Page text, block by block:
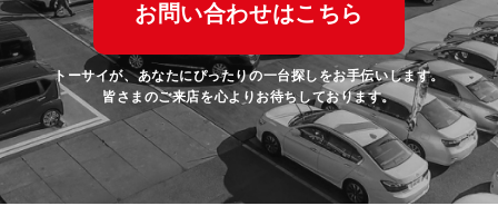
お問い合わせはこちら
トーサイが、あなたにぴったりの一台探しをお手伝いします。
皆さまのご来店を心よりお待ちしております。